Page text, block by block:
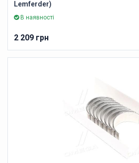
Lemferder)
В наявності
2 209 грн